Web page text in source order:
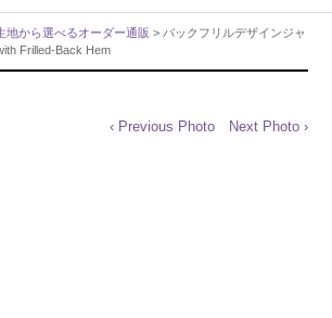
地から選べるオーダー通販 > バックフリルデザインジャ
Frilled-Back Hem
‹ Previous Photo Next Photo ›